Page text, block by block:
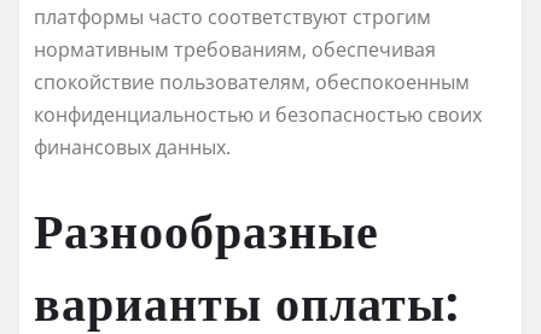
платформы часто соответствуют строгим
нормативным требованиям, обеспечивая
спокойствие пользователям, обеспокоенным
конфиденциальностью и безопасностью своих
финансовых данных.
Разнообразные
варианты оплаты: